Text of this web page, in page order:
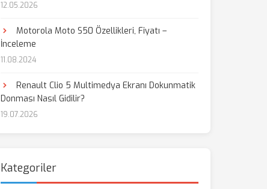
12.05.2026
Motorola Moto S50 Özellikleri, Fiyatı –
İnceleme
11.08.2024
Renault Clio 5 Multimedya Ekranı Dokunmatik
Donması Nasıl Gidilir?
19.07.2026
Kategoriler